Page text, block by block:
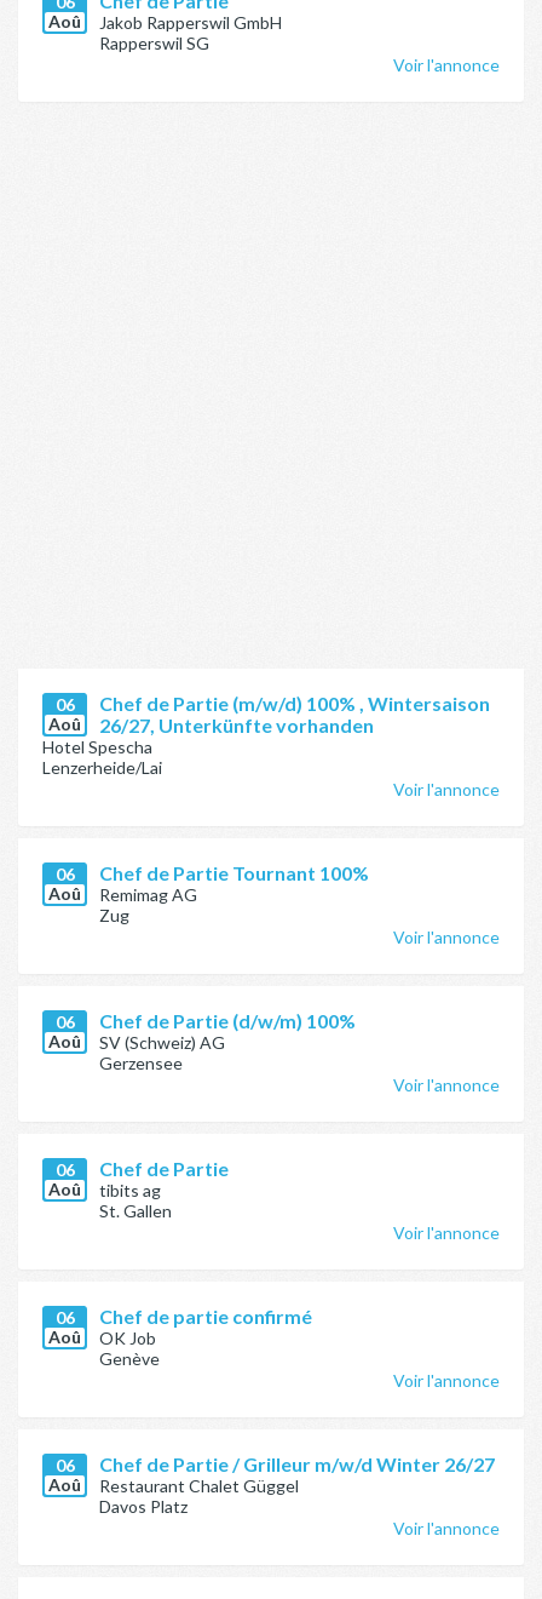
Aoû
Jakob Rapperswil GmbH
Rapperswil SG
Voir l'annonce
06
Aoû
Chef de Partie (m/w/d) 100% , Wintersaison
26/27, Unterkünfte vorhanden
Hotel Spescha
Lenzerheide/Lai
Voir l'annonce
06
Aoû
Chef de Partie Tournant 100%
Remimag AG
Zug
Voir l'annonce
06
Aoû
Chef de Partie (d/w/m) 100%
SV (Schweiz) AG
Gerzensee
Voir l'annonce
06
Aoû
Chef de Partie
tibits ag
St. Gallen
Voir l'annonce
06
Aoû
Chef de partie confirmé
OK Job
Genève
Voir l'annonce
06
Aoû
Chef de Partie / Grilleur m/w/d Winter 26/27
Restaurant Chalet Güggel
Davos Platz
Voir l'annonce